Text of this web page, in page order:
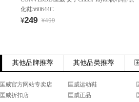
化鞋560644C
¥249 ¥499
其他品牌推荐 其他品类推荐
匡威官方网站专卖店 匡威运动鞋
匡威折扣店 匡威正品